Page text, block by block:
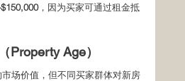
，因为买家可通过租金抵
Property Age）
场价值，但不同买家群体对新房